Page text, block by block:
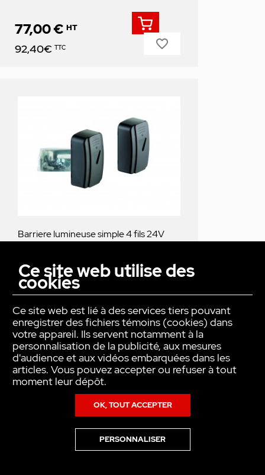
Prix
77,00 € HT
92,40€ TTC favorite_border
Barriere lumineuse simple 4 fils 24V
SOUS 2 À 3 JOURS
77,00 €HT
favorite_border
Ce site web utilise des
cookies
Ce site web est lié à des services tiers pouvant
enregistrer des fichiers témoins (cookies) dans
votre appareil. Ils servent notamment à la
personnalisation de la publicité, aux mesures
d'audience et aux vidéos embarquées dans les
articles. Vous pouvez accepter ou refuser à tout
moment leur dépôt.
OK, TOUT ACCEPTER
PERSONNALISER